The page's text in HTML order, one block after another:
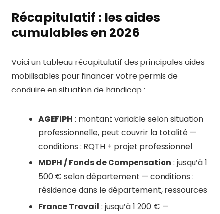
Récapitulatif : les aides
cumulables en 2026
Voici un tableau récapitulatif des principales aides
mobilisables pour financer votre permis de
conduire en situation de handicap :
AGEFIPH : montant variable selon situation
professionnelle, peut couvrir la totalité —
conditions : RQTH + projet professionnel
MDPH / Fonds de Compensation : jusqu’à 1
500 € selon département — conditions :
résidence dans le département, ressources
France Travail : jusqu’à 1 200 € —